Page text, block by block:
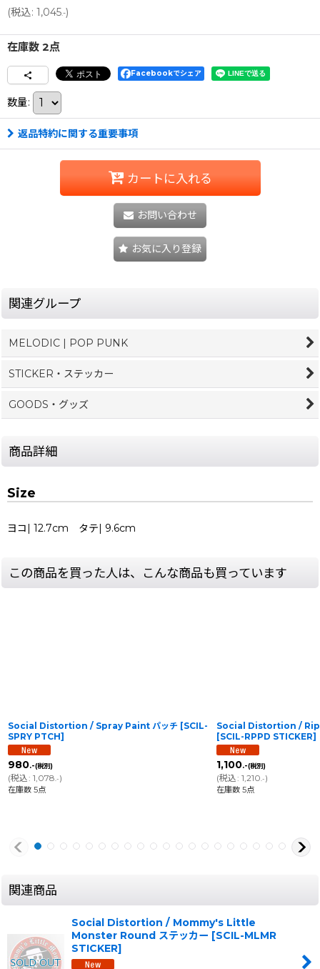
(税込: 1,045.-)
在庫数 2点
Facebookでシェア
数量:
返品特約に関する重要事項
カートに入れる
お問い合わせ
お気に入り登録
関連グループ
MELODIC | POP PUNK
STICKER・ステッカー
GOODS・グッズ
商品詳細
Size
ヨコ| 12.7cm タテ| 9.6cm
この商品を買った人は、こんな商品も買っています
Social Distortion / Spray Paint パッチ [SCIL-
SPRY PTCH]
980.-(税別)
(税込: 1,078 .-)
在庫数 5点
Social Distortion /
[SCIL-RPPD STICKER]
1,100.-(税別)
(税込: 1,210 .-)
在庫数 5点
関連商品
Social Distortion / Mommy's Little
Monster Round ステッカー [SCIL-MLMR
STICKER]